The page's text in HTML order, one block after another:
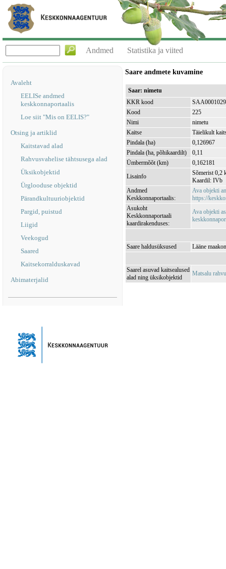
Andmed Statistika ja viited
Avaleht
EELISe andmed
keskkonnaportaalis
Loe siit "Mis on EELIS?"
Otsing ja artiklid
Kaitstavad alad
Rahvusvahelise tähtsusega alad
Üksikobjektid
Ürglooduse objektid
Pärandkultuuriobjektid
Pargid, puistud
Liigid
Veekogud
Saared
Kaitsekorralduskavad
Abimaterjalid
Saare andmete kuvamine
Saar: nimetu
KKR kood
SAA0001029
Kood
225
Nimi
nimetu
Kaitse
Täielikult
Pindala (ha)
0,126967
Pindala (ha, põhikaardilt)
0,11
Ümbermõõt (km)
0,162181
Lisainfo
Sõmerist 0,2
Kaardil: IVb
Andmed
Keskkonnaportaalis:
Ava objekti
https://
Asukoht
Keskkonnaportaali
kaardirakenduses:
Ava objekti
Saare haldusüksused Lääne
Saarel asuvad kaitsealused
alad ning üksikobjektid
Matsalu